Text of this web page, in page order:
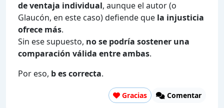
de ventaja individual, aunque el autor (o
Glaucón, en este caso) defiende que la injusticia
ofrece más.
Sin ese supuesto, no se podría sostener una
comparación válida entre ambas.
Por eso, b es correcta.
Gracias Comentar